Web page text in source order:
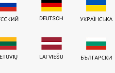
DEUTSCH УКРАЇНСЬКА
LATVIEŠU БЪЛГАРСКИ